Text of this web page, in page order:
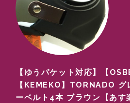
【ゆうパケット対応】【
【KEMEKO】TORNADO グ
ーベルト4本 ブラウン【あす